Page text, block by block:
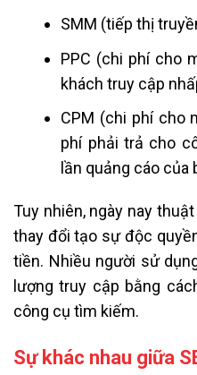
SMM (tiếp thị
PPC (chi phí cho
khách truy cập
CPM (chi phí cho
phí phải trả cho
lần quảng cáo của
Tuy nhiên, ngày nay
thay đổi tạo sự độc
tiền. Nhiều người sử
lượng truy cập bằng
công cụ tìm kiếm.
Sự khác nhau giữa